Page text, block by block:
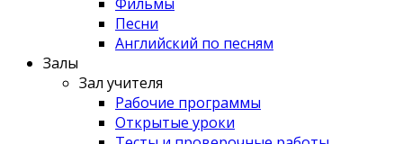
Фильмы
Песни
Английский по песням
Залы
Зал учителя
Рабочие программы
Открытые уроки